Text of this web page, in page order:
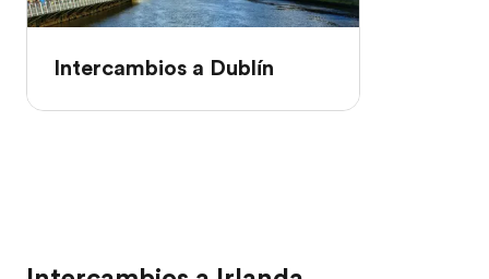
Intercambios a Dublín